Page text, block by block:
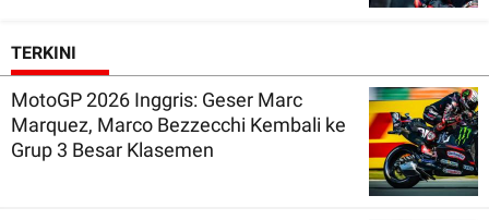
TERKINI
MotoGP 2026 Inggris: Geser Marc
Marquez, Marco Bezzecchi Kembali ke
Grup 3 Besar Klasemen